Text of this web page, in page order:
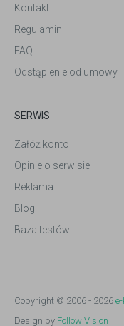
Kontakt
Regulamin
FAQ
Odstąpienie od umowy
SERWIS
Załóż konto
Opinie o serwisie
Reklama
Blog
Baza testów
Copyright © 2006 - 2026
Design by Follow Vision